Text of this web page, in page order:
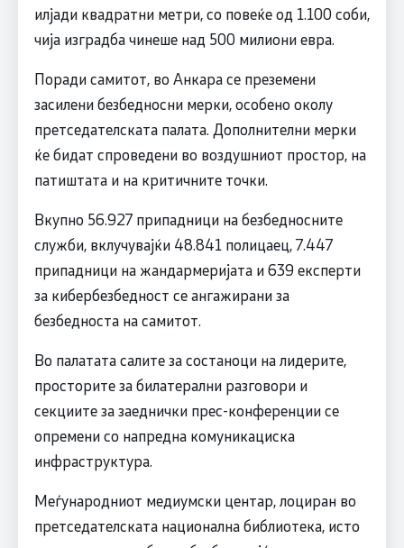
илјади квадратни метри, со повеќе од 1.100 соби,
чија изградба чинеше над 500 милиони евра.
Поради самитот, во Анкара се преземени
засилени безбедносни мерки, особено околу
претседателската палата. Дополнителни мерки
ќе бидат спроведени во воздушниот простор, на
патиштата и на критичните точки.
Вкупно 56.927 припадници на безбедносните
служби, вклучувајќи 48.841 полицаец, 7.447
припадници на жандармеријата и 639 експерти
за кибербезбедност се ангажирани за
безбедноста на самитот.
Во палатата салите за состаноци на лидерите,
просторите за билатерални разговори и
секциите за заеднички прес-конференции се
опремени со напредна комуникациска
инфраструктура.
Меѓународниот медиумски центар, лоциран во
претседателската национална библиотека, исто